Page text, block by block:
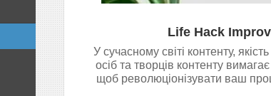
Life Hack
У сучасному світі контенту,
осіб та творців контенту
щоб революціонізувати ваш